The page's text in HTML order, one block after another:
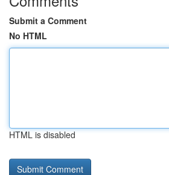
Submit a Comment
No HTML
HTML is disabled